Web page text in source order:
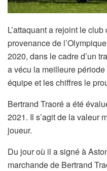
L’attaquant a rejoint le
provenance de
2020, dans le cadre d’un
a vécu la meilleure
équipe et les chiffres le
Bertrand Traoré a été
2021. Il s’agit de la valeur
joueur.
Du jour où il a signé à
marchande de Bertrand